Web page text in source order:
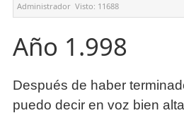
Administrador Visto: 11688
Año 1.998
Después de haber
puedo decir en voz bien